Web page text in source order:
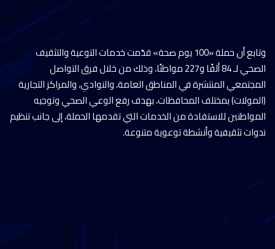
وتابع أن حملة «100 يوم صحة» قدّمت خدمات التوعية والتثقيف
الصحي لـ 84 ألفًا و227 مواطنًا، وذلك من خلال فرق التواصل
المجتمعي المنتشرة في المناطق العامة، والنوادي، والمراكز التجارية
(المولات) بمختلف المحافظات، بهدف رفع الوعي الصحي وتوجيه
المواطنين للاستفادة من الخدمات التي تقدمها الحملة، إلى جانب تنظيم
ندوات تثقيفية وأنشطة توعوية متنوعة.